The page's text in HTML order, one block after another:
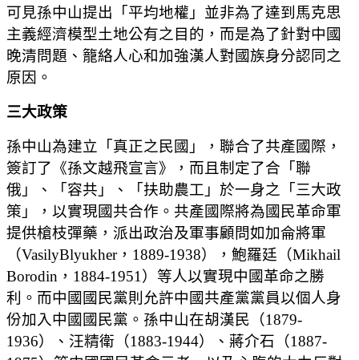
可見孫中山提出「平均地權」並非為了達到馬克思
主義經濟模型土地公有之目的，而是為了針對中國
晚清問題、籠絡人心和加強漢人對國族身分認同之
原因。
三大政策
孫中山為建立「真正之民國」，聯合了共產國際，
簽訂了《孫文越飛宣言》，而且制定了合「聯
俄」、「容共」、「扶助農工」於一身之「三大政
策」，以實現國共合作。共產國際將為國民革命軍
提供槍枝彈藥，派出政治及軍事顧問如加侖將軍
（VasilyBlyukher，1889-1938），鮑羅廷（Mikhail
Borodin，1884-1951）等人以實現中國革命之勝
利。而中國國民黨則允許中國共產黨黨員以個人身
份加入中國國民黨。孫中山在胡漢民（1879-
1936）、汪精衛（1883-1944）、蔣介石（1887-